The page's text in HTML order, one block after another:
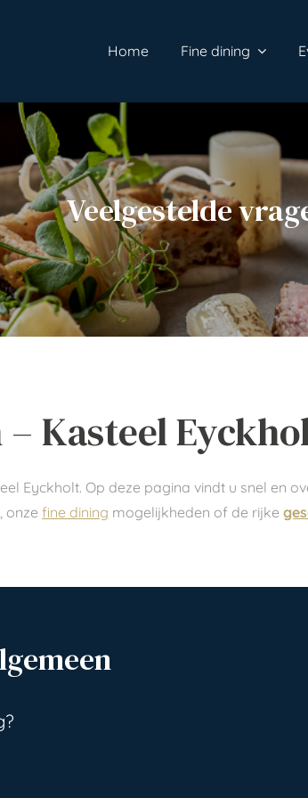
Home Fine dining
Veelgestelde
Kasteel
Eyckholt. Op deze pagina vindt u snel en
onzefine dining mogelijkheden of de rijke